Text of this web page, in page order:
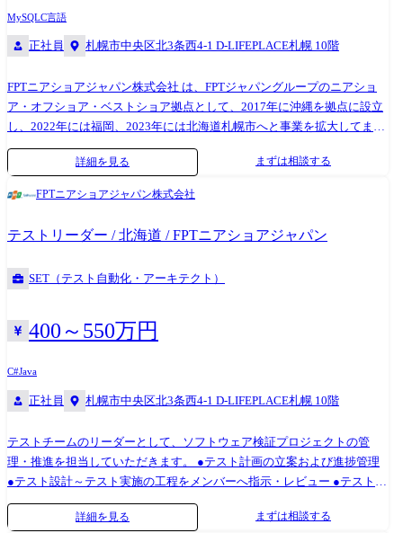
の社員の、多様な価値観を受容して、チームをまとめる ・後輩社員のメ
ンタリング
MySQLC言語
正社員 札幌市中央区北3条西4-1 D-LIFEPLACE札幌 10階
FPTニアショアジャパン株式会社 は、FPTジャパングループのニアショ
ア・オフショア・ベストショア拠点として、2017年に沖縄を拠点に設立
し、2022年には福岡、2023年には北海道札幌市へと事業を拡大してまい
りました。 北海道拠点は、設立当初約10名の体制でスタートいたしまし
たが、2026年現在では約130名規模へと成長しております。FPTジャパン
グループ全体としても、現在売上高が前年比40%増と急成長を遂げてお
ニアショアジャパンの特徴、リソース、提供サービス、重要性について]
(https://fptsoftware.jp/resource-center/connect/connect-nearshore) ●開発体制
入社後参画を予定している案件について: お客様のロケーションは東京で
す。 FPTジャパングループ内の東京勤務のプロジェクトマネージャーが
現在のチーム構成は8名体制で、日本人・ベトナム人双方のエンジニアが
アサインされています。 札幌チームには既存のリーダーが在籍していま
詳細を見る まずは相談する
FPTニアショアジャパン株式会社
テストリーダー / 北海道 / FPTニアショアジャパン
SET（テスト自動化・アーキテクト）
400～550万円
C#Java
正社員 札幌市中央区北3条西4-1 D-LIFEPLACE札幌 10階
テストチームのリーダーとして、ソフトウェア検証プロジェクトの管
理・推進を担当していただきます。 ●テスト計画の立案および進捗管理
●テスト設計～テスト実施の工程をメンバーへ指示・レビュー ●テストチ
ームメンバーの育成、フォロー ●品質向上のためのプロセス改善提案 ●
不具合分析とレポート作成、開発チームへのフィードバック ●テスター
詳細を見る まずは相談する